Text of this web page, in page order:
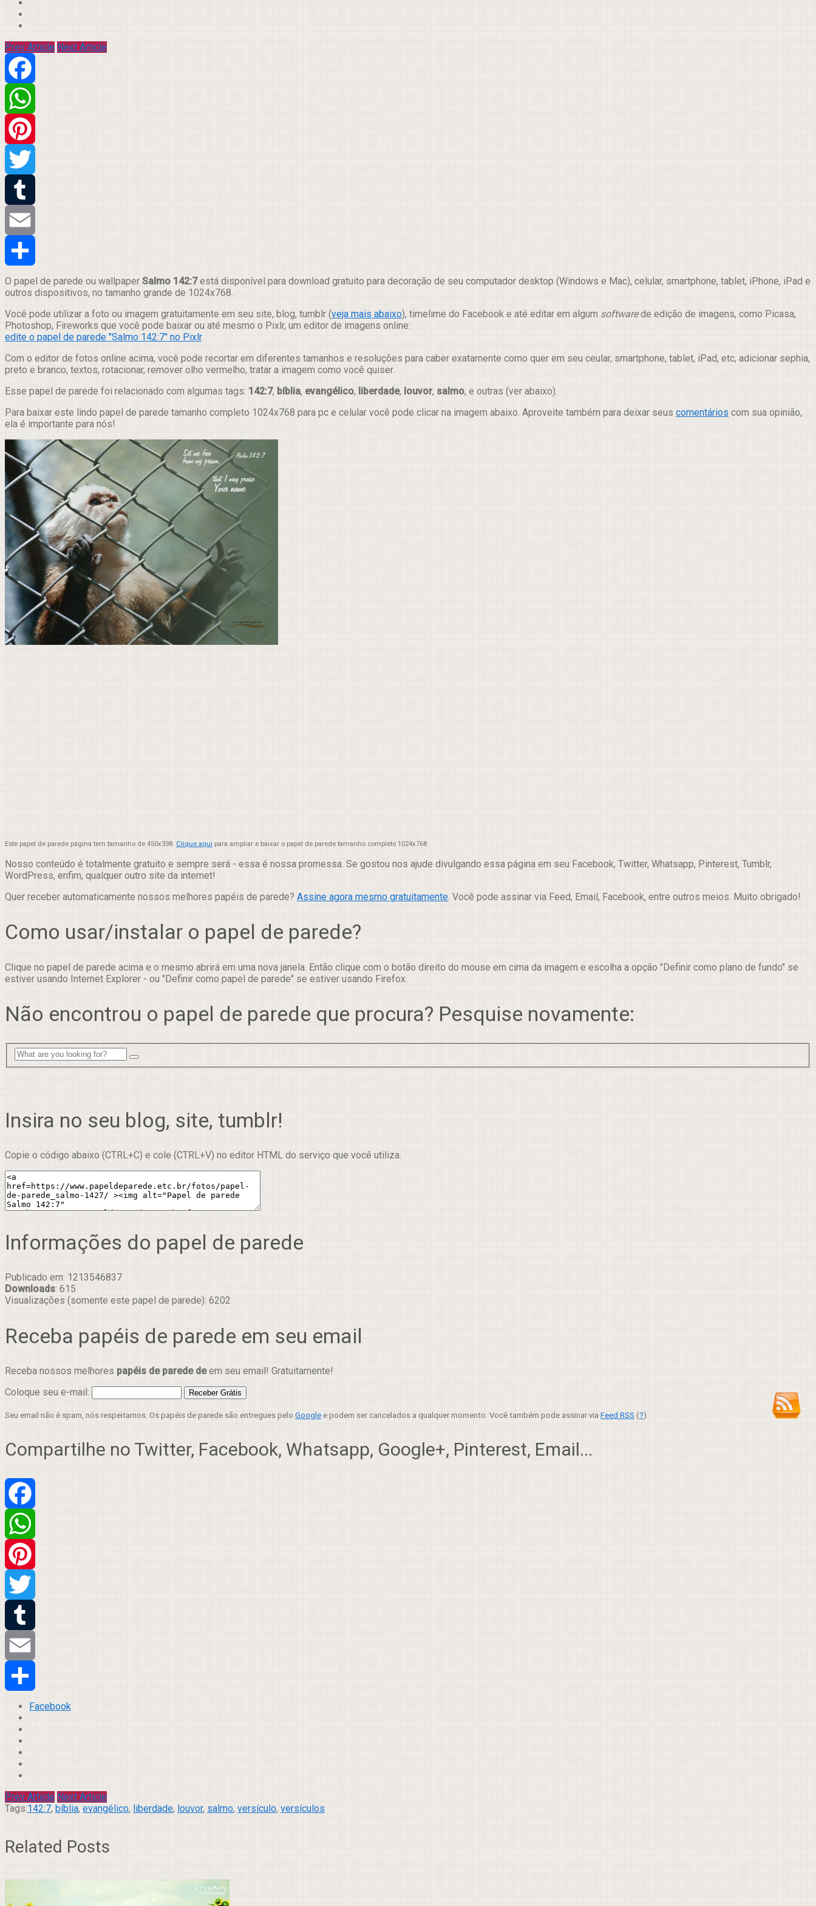
Prev Article Next Article
Facebook
WhatsApp
Pinterest
Twitter
Tumblr
Email
Compartilhar
O papel de parede ou wallpaper Salmo 142:7está disponível para download gratuito para decoração de seu computador desktop (Windows e Mac), celular, smartphone, tablet, iPhone, iPad e
outros dispositivos, no tamanho grande de 1024x768.
Você pode utilizar a foto ou imagem gratuitamente em seu site, blog, tumblr (veja mais abaixo), timelime do Facebook e até editar em algum softwarede edição de imagens, como Picasa,
Photoshop, Fireworks que você pode baixar ou até mesmo o Pixlr, um editor de imagens online:
edite o papel de parede "Salmo 142:7" no Pixlr.
Com o editor de fotos online acima, você pode recortar em diferentes tamanhos e resoluções para caber exatamente como quer em seu ceular, smartphone, tablet, iPad, etc, adicionar sephia,
preto e branco, textos, rotacionar, remover olho vermelho, tratar a imagem como você quiser.
Esse papel de parede foi relacionado com algumas tags: 142:7, bíblia, evangélico, liberdade, louvor, salmo, e outras (ver abaixo).
Para baixar este lindo papel de parede tamanho completo 1024x768 para pc e celular você pode clicar na imagem abaixo. Aproveite também para deixar seus comentários com sua opinião,
ela é importante para nós!
Este papel de parede página tem tamanho de 450x338. Clique aqui para ampliar e baixar o papel de parede tamanho completo 1024x768
Nosso conteúdo é totalmente gratuito e sempre será - essa é nossa promessa. Se gostou nos ajude divulgando essa página em seu Facebook, Twitter, Whatsapp, Pinterest, Tumblr,
WordPress, enfim, qualquer outro site da internet!
Quer receber automaticamente nossos melhores papéis de parede? Assine agora mesmo gratuitamente. Você pode assinar via Feed, Email, Facebook, entre outros meios. Muito obrigado!
Como usar/instalar o papel de parede?
Clique no papel de parede acima e o mesmo abrirá em uma nova janela. Então clique com o botão direito do mouse em cima da imagem e escolha a opção "Definir como plano de fundo" se
estiver usando Internet Explorer - ou "Definir como papel de parede" se estiver usando Firefox.
Não encontrou o papel de parede que procura? Pesquise novamente:
Insira no seu blog, site, tumblr!
Copie o código abaixo (CTRL+C) e cole (CTRL+V) no editor HTML do serviço que você utiliza.
Informações do papel de parede
Publicado em: 1213546837
Downloads: 615
Visualizações (somente este papel de parede): 6202
Receba papéis de parede em seu email
Receba nossos melhores papéis de parede deem seu email! Gratuitamente!
Coloque seu e-mail:
Seu email não é spam, nós respeitamos. Os papéis de parede são entregues pelo Google e podem ser cancelados a qualquer momento. Você também pode assinar via Feed RSS (?).
Compartilhe no Twitter, Facebook, Whatsapp, Google+, Pinterest, Email...
Facebook
WhatsApp
Pinterest
Twitter
Tumblr
Email
Compartilhar
Facebook
Prev Article Next Article
Tags:142:7, bíblia, evangélico, liberdade, louvor, salmo, versículo, versículos
Related Posts